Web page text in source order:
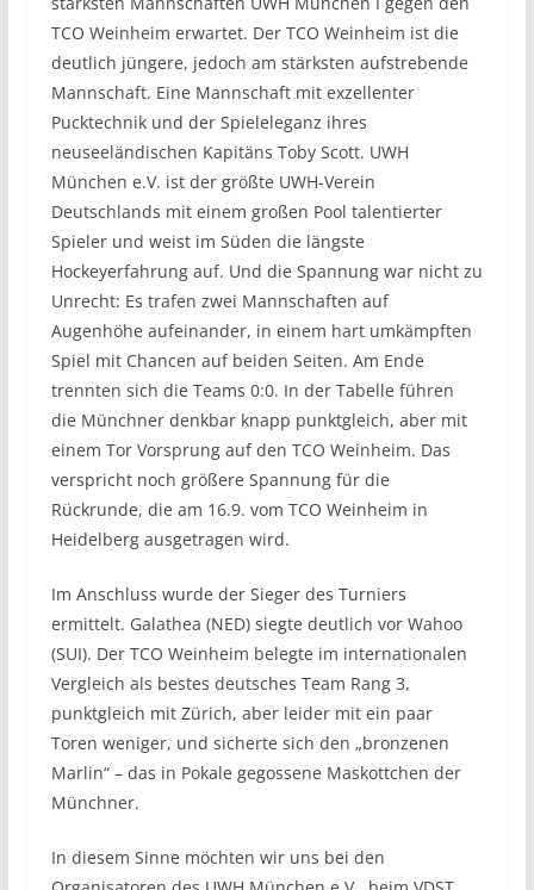
TCO Weinheim erwartet. Der TCO Weinheim ist die
deutlich jüngere, jedoch am stärksten aufstrebende
Mannschaft. Eine Mannschaft mit exzellenter
Pucktechnik und der Spieleleganz ihres
neuseeländischen Kapitäns Toby Scott. UWH
München e.V. ist der größte UWH-Verein
Deutschlands mit einem großen Pool talentierter
Spieler und weist im Süden die längste
Hockeyerfahrung auf. Und die Spannung war nicht zu
Unrecht: Es trafen zwei Mannschaften auf
Augenhöhe aufeinander, in einem hart umkämpften
Spiel mit Chancen auf beiden Seiten. Am Ende
trennten sich die Teams 0:0. In der Tabelle führen
die Münchner denkbar knapp punktgleich, aber mit
einem Tor Vorsprung auf den TCO Weinheim. Das
verspricht noch größere Spannung für die
Rückrunde, die am 16.9. vom TCO Weinheim in
Heidelberg ausgetragen wird.
Im Anschluss wurde der Sieger des Turniers
ermittelt. Galathea (NED) siegte deutlich vor Wahoo
(SUI). Der TCO Weinheim belegte im internationalen
Vergleich als bestes deutsches Team Rang 3,
punktgleich mit Zürich, aber leider mit ein paar
Toren weniger, und sicherte sich den „bronzenen
Marlin“ – das in Pokale gegossene Maskottchen der
Münchner.
In diesem Sinne möchten wir uns bei den